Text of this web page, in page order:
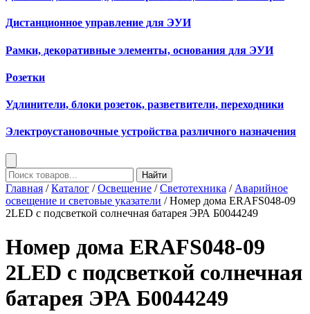
Дистанционное управление для ЭУИ
Рамки, декоративные элементы, основания для ЭУИ
Розетки
Удлинители, блоки розеток, разветвители, переходники
Электроустановочные устройства различного назначения
Найти
Главная /Каталог /Освещение /Светотехника / Аварийное
освещение и световые указатели / Номер дома ERAFS048-09
2LED с подсветкой солнечная батарея ЭРА Б0044249
Номер дома ERAFS048-09
2LED с подсветкой солнечная
батарея ЭРА Б0044249